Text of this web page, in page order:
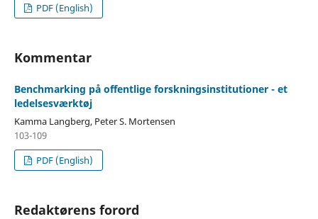
PDF (English)
Kommentar
Benchmarking på offentlige forskningsinstitutioner - et
ledelsesværktøj
Kamma Langberg, Peter S. Mortensen
103-109
PDF (English)
Redaktørens forord